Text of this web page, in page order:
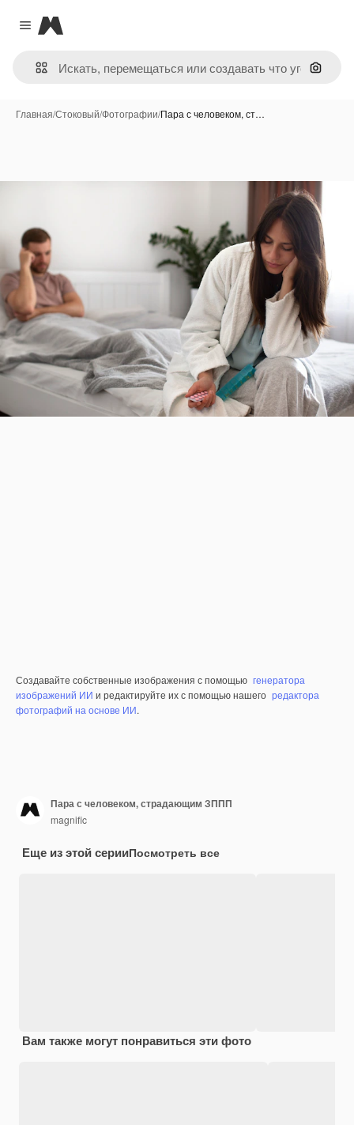
Close menu
Magnific
Поиск
Главная/Стоковый/Фотографии/Пара с человеком, ст…
Создавайте собственные изображения с помощью генератора
изображений ИИ и редактируйте их с помощью нашего редактора
фотографий на основе ИИ.
Пара с человеком, страдающим ЗППП
magnific
Еще из этой серииПосмотреть все
Вам также могут понравиться эти фото